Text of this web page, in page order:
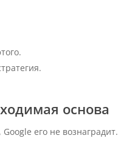
основа
его не вознаградит.